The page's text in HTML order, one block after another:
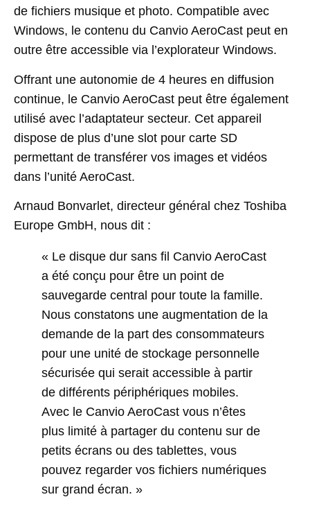
de fichiers musique et photo. Compatible avec
Windows, le contenu du Canvio AeroCast peut en
outre être accessible via l’explorateur Windows.
Offrant une autonomie de 4 heures en diffusion
continue, le Canvio AeroCast peut être également
utilisé avec l’adaptateur secteur. Cet appareil
dispose de plus d’une slot pour carte SD
permettant de transférer vos images et vidéos
dans l’unité AeroCast.
Arnaud Bonvarlet, directeur général chez Toshiba
Europe GmbH, nous dit :
« Le disque dur sans fil Canvio AeroCast
a été conçu pour être un point de
sauvegarde central pour toute la famille.
Nous constatons une augmentation de la
demande de la part des consommateurs
pour une unité de stockage personnelle
sécurisée qui serait accessible à partir
de différents périphériques mobiles.
Avec le Canvio AeroCast vous n’êtes
plus limité à partager du contenu sur de
petits écrans ou des tablettes, vous
pouvez regarder vos fichiers numériques
sur grand écran. »